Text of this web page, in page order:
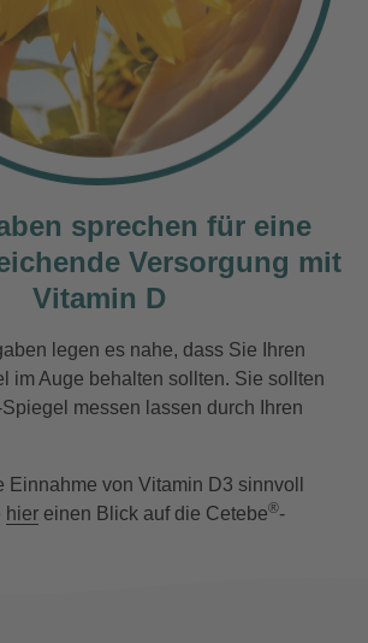
sprechen für eine
Versorgung mit
Vitamin D
legen es nahe, dass Sie Ihren
im Auge behalten sollten. Sie sollten
Spiegel messen lassen durch Ihren
Einnahme von Vitamin D3 sinnvoll
hier einen Blick auf die Cetebe®-